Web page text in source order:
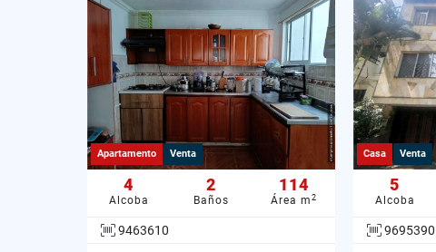
Apartamento Venta
4
Alcoba
2
Baños
114
Área m 2
9463610
Casa Venta
5
Alcoba
9695390